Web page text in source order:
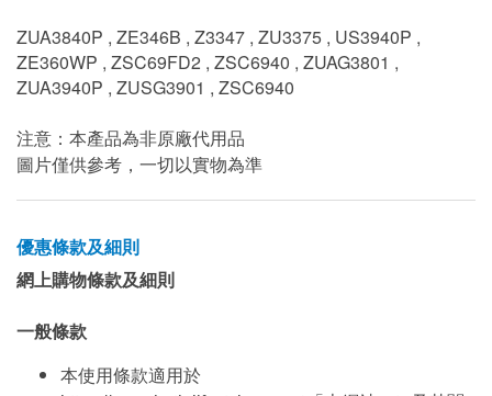
ZUA3840P , ZE346B , Z3347 , ZU3375 , US3940P ,
ZE360WP , ZSC69FD2 , ZSC6940 , ZUAG3801 ,
ZUA3940P , ZUSG3901 , ZSC6940
注意：本產品為非原廠代用品
圖片僅供參考，一切以實物為準
優惠條款及細則
網上購物條款及細則
一般條款
本使用條款適用於